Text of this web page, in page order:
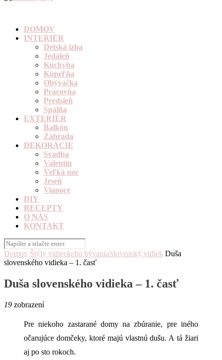
DOMOV
INTERIÉR
Detská izba
Jedáleň
Kuchyňa
Kúpeľňa
Obývačka
Pracovňa
Predsieň
Spálňa
EXTERIÉR
Balkón
Záhrada
DEKORÁCIE
Svadba
Valentín
Veľká noc
Jeseň
Vianoce
DIY
RECEPTY
O NÁS
KONTAKT
Domov Štýly vidieckeho bývaniaSlovenský vidiek Duša
slovenského vidieka – 1. časť
Duša slovenského vidieka – 1. časť
19 zobrazení
Pre niekoho zastarané domy na zbúranie, pre iného
očarujúce domčeky, ktoré majú vlastnú dušu. A tá žiari
aj po sto rokoch.